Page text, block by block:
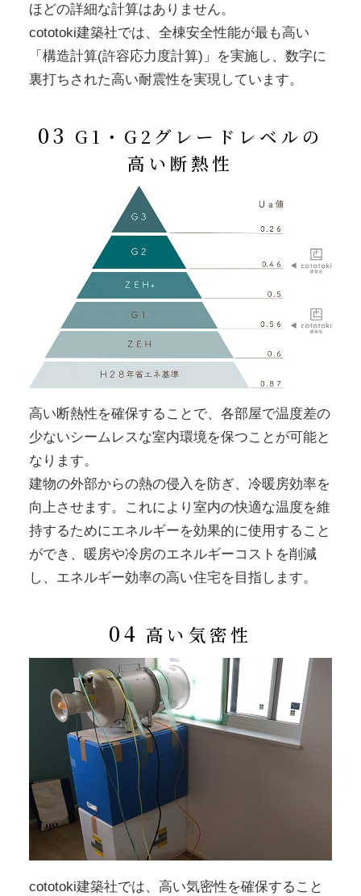
ほどの詳細な計算はありません。
cototoki建築社では、全棟安全性能が最も高い
「構造計算(許容応力度計算)」を実施し、数字に
裏打ちされた高い耐震性を実現しています。
03 G1・G2グレードレベルの
高い断熱性
高い断熱性を確保することで、各部屋で温度差の
少ないシームレスな室内環境を保つことが可能と
なります。
建物の外部からの熱の侵入を防ぎ、冷暖房効率を
向上させます。これにより室内の快適な温度を維
持するためにエネルギーを効果的に使用すること
ができ、暖房や冷房のエネルギーコストを削減
し、エネルギー効率の高い住宅を目指します。
04 高い気密性
cototoki建築社では、高い気密性を確保すること